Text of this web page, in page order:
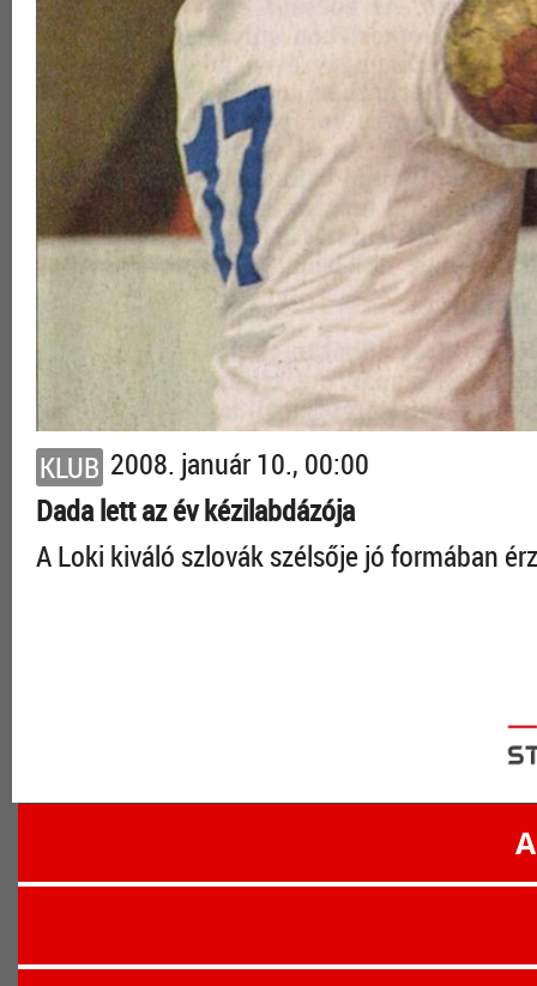
KLUB 2008. január 10., 00:00
Dada lett az év kézilabdázója
A Loki kiváló szlovák szélsője jó formában